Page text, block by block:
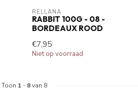
RELLANA
RABBIT 100G - 08 -
BORDEAUX ROOD
€7,95
Niet op voorraad
Toon 1 - 8van 8